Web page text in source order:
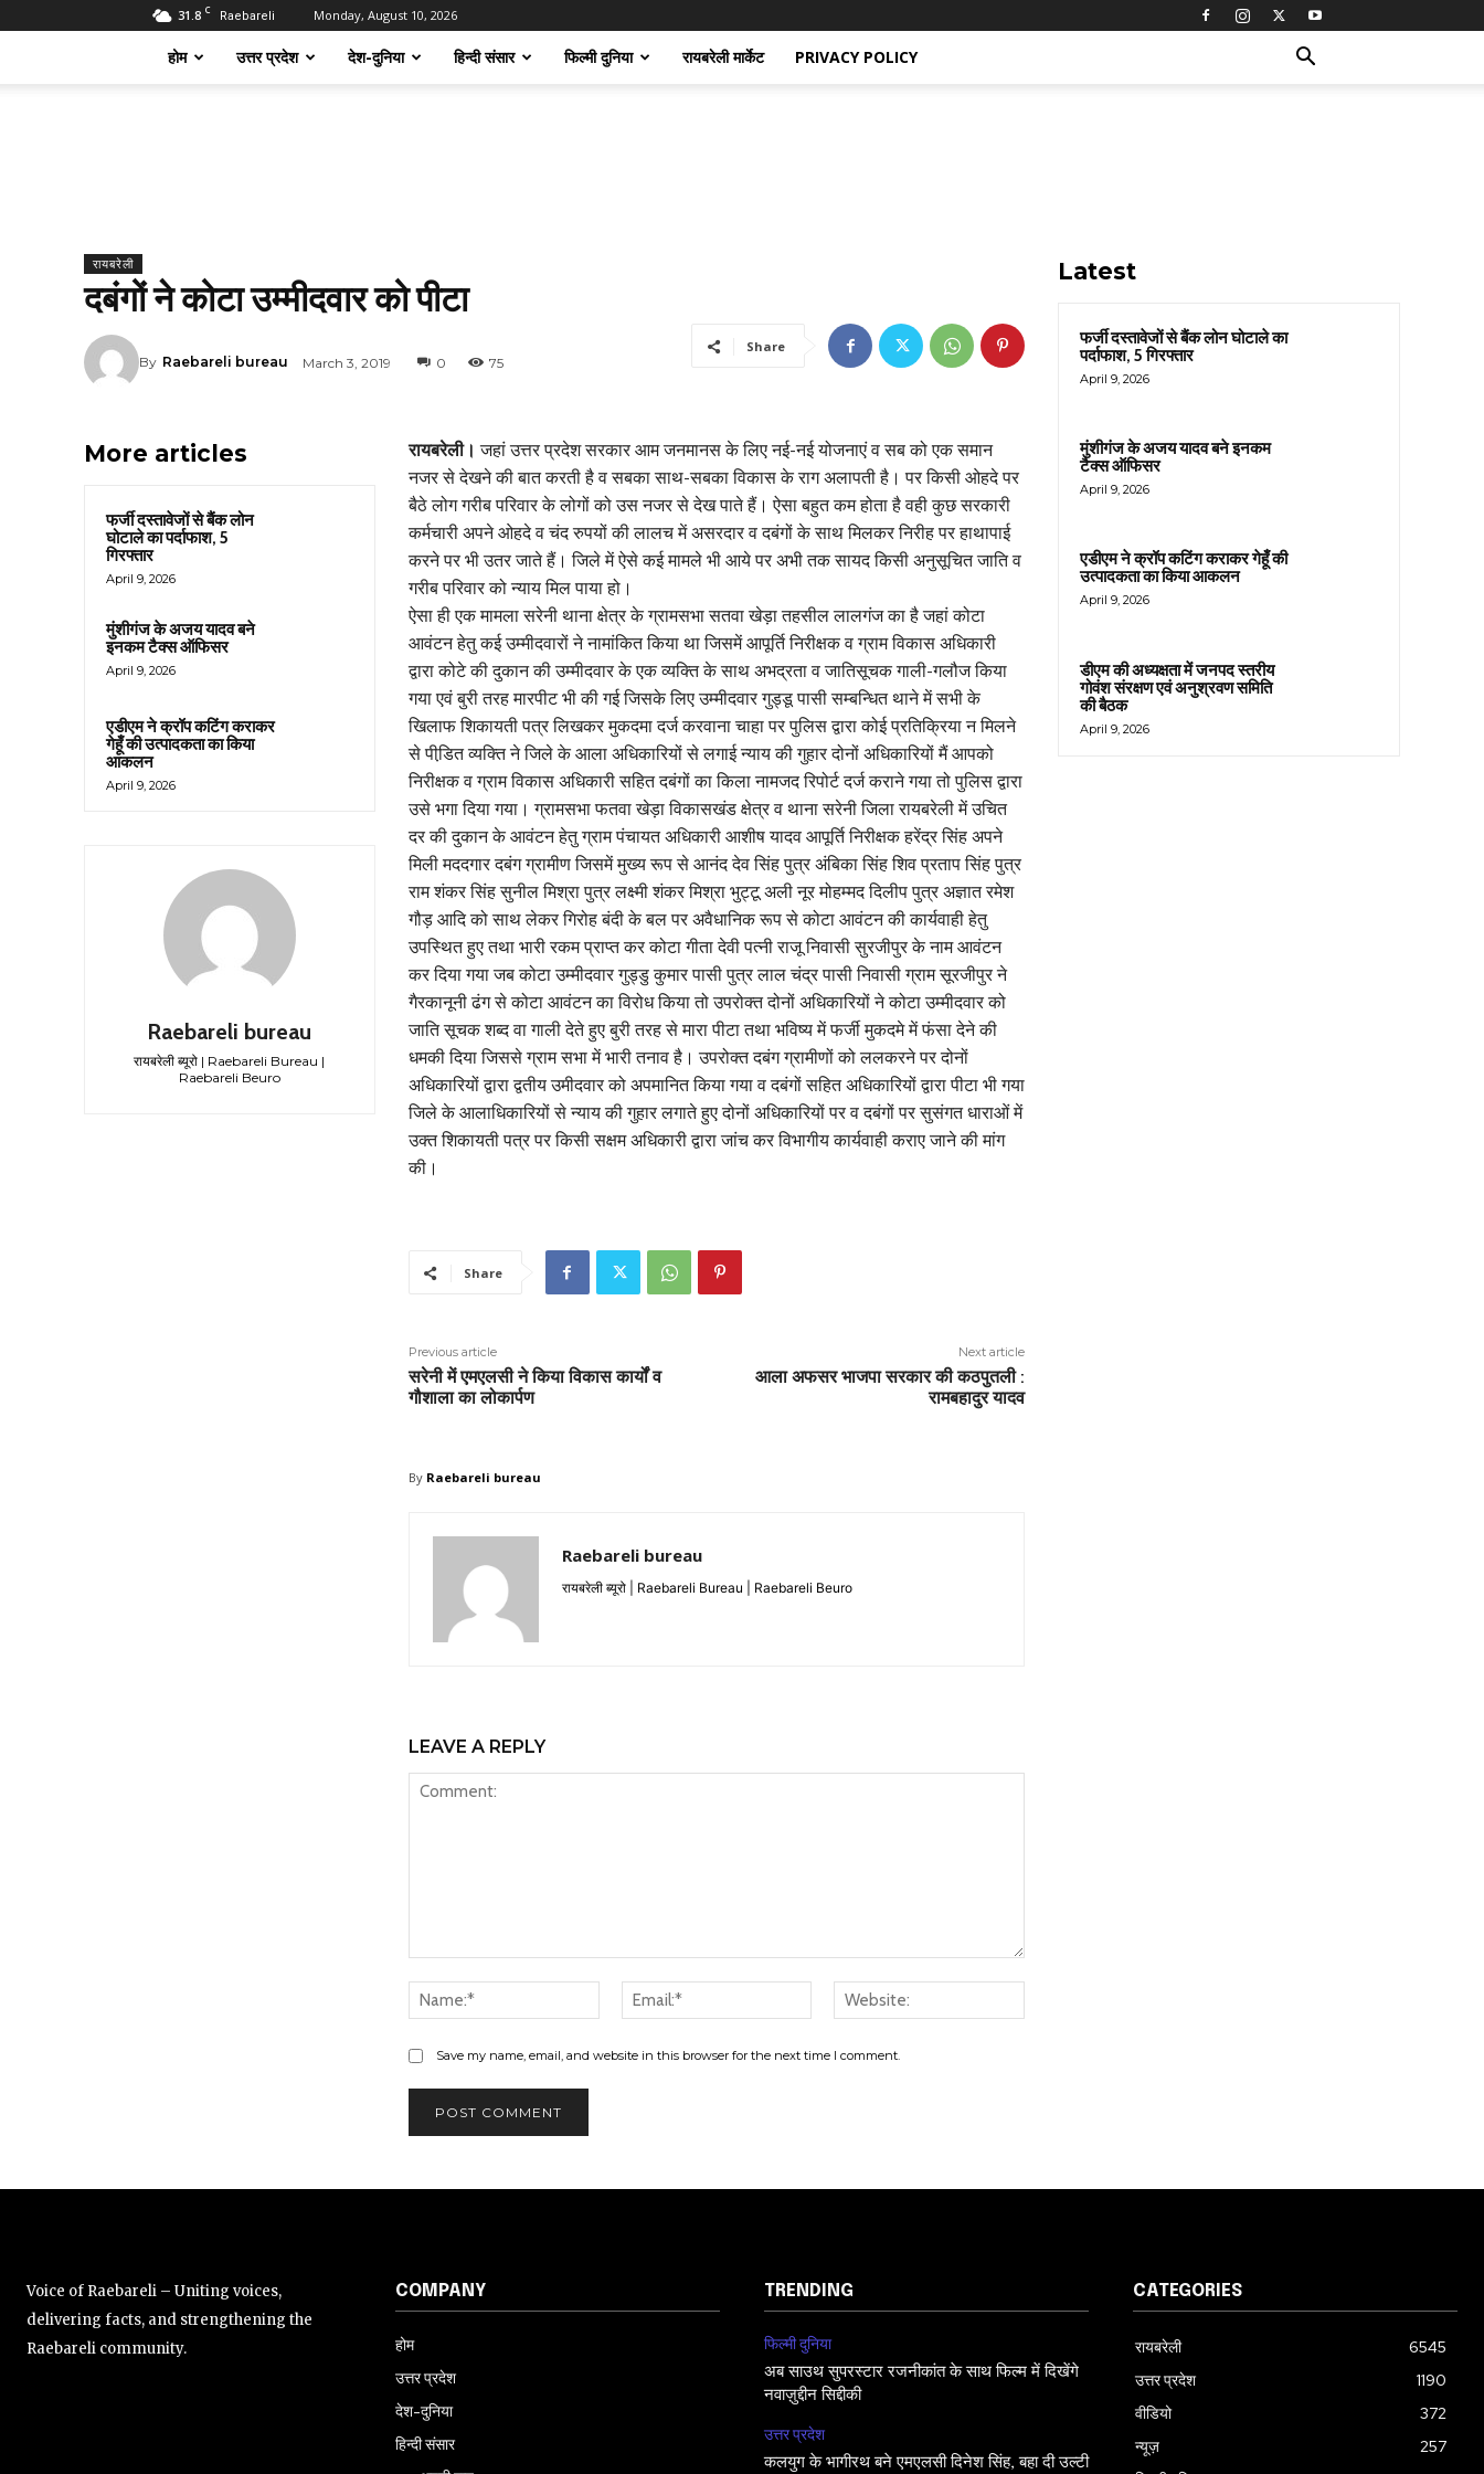
31.8 C Raebareli Monday, August 10, 2026
होम उत्तर प्रदेश देश-दुनिया हिन्दी संसार फिल्मी दुनिया रायबरेली मार्केट PRIVACY POLICY
रायबरेली
दबंगों ने कोटा उम्मीदवार को पीटा
By Raebareli bureau March 3, 2019 0 75
Share
More articles
फर्जी दस्तावेजों से बैंक लोन
घोटाले का पर्दाफाश, 5
गिरफ्तार
April 9, 2026
मुंशीगंज के अजय यादव बने
इनकम टैक्स ऑफिसर
April 9, 2026
एडीएम ने क्रॉप कटिंग कराकर
गेहूँ की उत्पादकता का किया
आकलन
April 9, 2026
Raebareli bureau
रायबरेली ब्यूरो | Raebareli Bureau |
Raebareli Beuro
रायबरेली। जहां उत्तर प्रदेश सरकार आम जनमानस के लिए नई-नई योजनाएं व सब को एक समान
नजर से देखने की बात करती है व सबका साथ-सबका विकास के राग अलापती है। पर किसी ओहदे पर
बैठे लोग गरीब परिवार के लोगों को उस नजर से देख पाते हैं। ऐसा बहुत कम होता है वही कुछ सरकारी
कर्मचारी अपने ओहदे व चंद रुपयों की लालच में असरदार व दबंगों के साथ मिलकर निरीह पर हाथापाई
करने पर भी उतर जाते हैं। जिले में ऐसे कई मामले भी आये पर अभी तक सायद किसी अनुसूचित जाति व
गरीब परिवार को न्याय मिल पाया हो।
ऐसा ही एक मामला सरेनी थाना क्षेत्र के ग्रामसभा सतवा खेड़ा तहसील लालगंज का है जहां कोटा
आवंटन हेतु कई उम्मीदवारों ने नामांकित किया था जिसमें आपूर्ति निरीक्षक व ग्राम विकास अधिकारी
द्वारा कोटे की दुकान की उम्मीदवार के एक व्यक्ति के साथ अभद्रता व जातिसूचक गाली-गलौज किया
गया एवं बुरी तरह मारपीट भी की गई जिसके लिए उम्मीदवार गुड्डू पासी सम्बन्धित थाने में सभी के
खिलाफ शिकायती पत्र लिखकर मुकदमा दर्ज करवाना चाहा पर पुलिस द्वारा कोई प्रतिक्रिया न मिलने
से पीडि़त व्यक्ति ने जिले के आला अधिकारियों से लगाई न्याय की गुहार दोनों अधिकारियों मैं आपको
निरीक्षक व ग्राम विकास अधिकारी सहित दबंगों का किला नामजद रिपोर्ट दर्ज कराने गया तो पुलिस द्वारा
उसे भगा दिया गया। ग्रामसभा फतवा खेड़ा विकासखंड क्षेत्र व थाना सरेनी जिला रायबरेली में उचित
दर की दुकान के आवंटन हेतु ग्राम पंचायत अधिकारी आशीष यादव आपूर्ति निरीक्षक हरेंद्र सिंह अपने
मिली मददगार दबंग ग्रामीण जिसमें मुख्य रूप से आनंद देव सिंह पुत्र अंबिका सिंह शिव प्रताप सिंह पुत्र
राम शंकर सिंह सुनील मिश्रा पुत्र लक्ष्मी शंकर मिश्रा भुट्टू अली नूर मोहम्मद दिलीप पुत्र अज्ञात रमेश
गौड़ आदि को साथ लेकर गिरोह बंदी के बल पर अवैधानिक रूप से कोटा आवंटन की कार्यवाही हेतु
उपस्थित हुए तथा भारी रकम प्राप्त कर कोटा गीता देवी पत्नी राजू निवासी सुरजीपुर के नाम आवंटन
कर दिया गया जब कोटा उम्मीदवार गुड्डु कुमार पासी पुत्र लाल चंद्र पासी निवासी ग्राम सूरजीपुर ने
गैरकानूनी ढंग से कोटा आवंटन का विरोध किया तो उपरोक्त दोनों अधिकारियों ने कोटा उम्मीदवार को
जाति सूचक शब्द वा गाली देते हुए बुरी तरह से मारा पीटा तथा भविष्य में फर्जी मुकदमे में फंसा देने की
धमकी दिया जिससे ग्राम सभा में भारी तनाव है। उपरोक्त दबंग ग्रामीणों को ललकरने पर दोनों
अधिकारियों द्वारा द्वतीय उमीदवार को अपमानित किया गया व दबंगों सहित अधिकारियों द्वारा पीटा भी गया
जिले के आलाधिकारियों से न्याय की गुहार लगाते हुए दोनों अधिकारियों पर व दबंगों पर सुसंगत धाराओं में
उक्त शिकायती पत्र पर किसी सक्षम अधिकारी द्वारा जांच कर विभागीय कार्यवाही कराए जाने की मांग
की।
Share
Previous article
सरेनी में एमएलसी ने किया विकास कार्यों व
गौशाला का लोकार्पण
Next article
आला अफसर भाजपा सरकार की कठपुतली :
रामबहादुर यादव
By Raebareli bureau
Raebareli bureau
रायबरेली ब्यूरो | Raebareli Bureau | Raebareli Beuro
LEAVE A REPLY
Name:*
Email:*
Save my name, email, and website in this browser for the next time I comment.
Latest
फर्जी दस्तावेजों से बैंक लोन घोटाले का
पर्दाफाश, 5 गिरफ्तार
April 9, 2026
मुंशीगंज के अजय यादव बने इनकम
टैक्स ऑफिसर
April 9, 2026
एडीएम ने क्रॉप कटिंग कराकर गेहूँ की
उत्पादकता का किया आकलन
April 9, 2026
डीएम की अध्यक्षता में जनपद स्तरीय
गोवंश संरक्षण एवं अनुश्रवण समिति
की बैठक
April 9, 2026
Voice of Raebareli – Uniting voices,
delivering facts, and strengthening the
Raebareli community.
COMPANY
होम
उत्तर प्रदेश
देश-दुनिया
हिन्दी संसार
TRENDING
फिल्मी दुनिया
अब साउथ सुपरस्टार रजनीकांत के साथ फिल्म में दिखेंगे
नवाज़ुद्दीन सिद्दीकी
उत्तर प्रदेश
कलयुग के भागीरथ बने एमएलसी दिनेश सिंह, बहा दी उल्टी
CATEGORIES
रायबरेली
6545
उत्तर प्रदेश
1190
वीडियो
372
न्यूज़
257